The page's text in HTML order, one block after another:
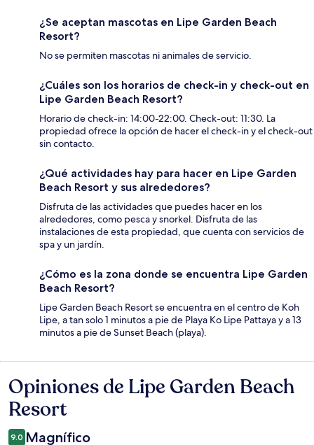
¿Se aceptan mascotas en Lipe Garden Beach
Resort?
No se permiten mascotas ni animales de servicio.
¿Cuáles son los horarios de check-in y check-out en
Lipe Garden Beach Resort?
Horario de check-in: 14:00-22:00. Check-out: 11:30. La
propiedad ofrece la opción de hacer el check-in y el check-out
sin contacto.
¿Qué actividades hay para hacer en Lipe Garden
Beach Resort y sus alrededores?
Disfruta de las actividades que puedes hacer en los
alrededores, como pesca y snorkel. Disfruta de las
instalaciones de esta propiedad, que cuenta con servicios de
spa y un jardín.
¿Cómo es la zona donde se encuentra Lipe Garden
Beach Resort?
Lipe Garden Beach Resort se encuentra en el centro de Koh
Lipe, a tan solo 1 minutos a pie de Playa Ko Lipe Pattaya y a 13
minutos a pie de Sunset Beach (playa).
Opiniones
Opiniones de Lipe Garden Beach
Resort
9.0 Magnífico